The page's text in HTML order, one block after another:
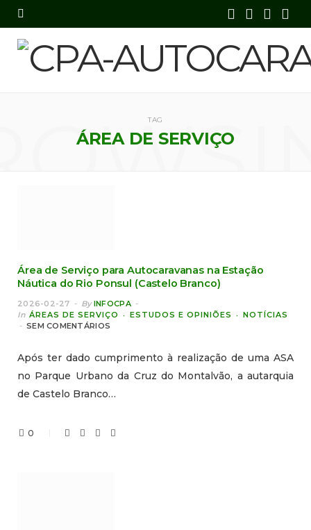
c
T
)
u
TAG
ÁREA DE SERVIÇO
Área de Serviço para Autocaravanas na Estação
Náutica do Rio Ponsul (Castelo Branco)
2026-02-27 By INFOCPA
In ÁREAS DE SERVIÇO ESTUDOS E OPINIÕES
NOTÍCIAS
SEM COMENTÁRIOS
Após ter dado cumprimento à realização de uma ASA
no Parque Urbano da Cruz do Montalvão, a autarquia
de Castelo Branco…
0